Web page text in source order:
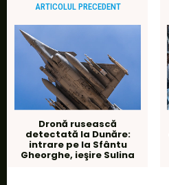
ARTICOLUL PRECEDENT
Dronă rusească
detectată la Dunăre:
intrare pe la Sfântu
Gheorghe, ieşire Sulina